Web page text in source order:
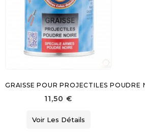
GRAISSE POUR PROJECTILES POUDRE
11,50 €
Voir Les Détails